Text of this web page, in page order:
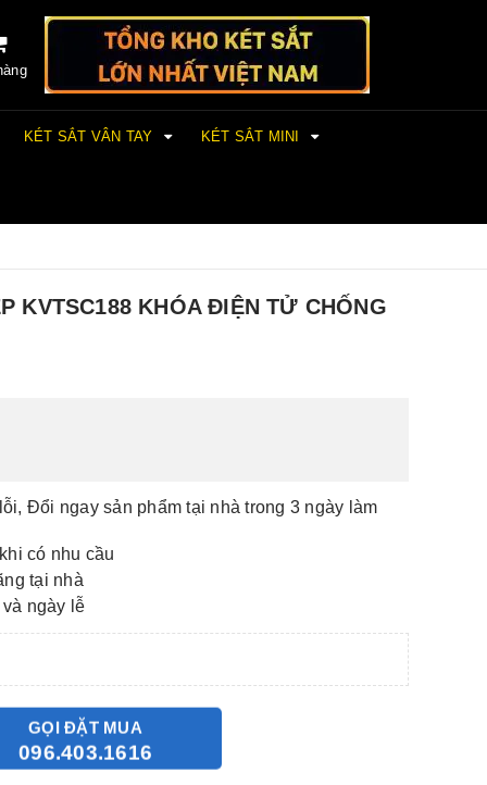
KÉT SẮT VÂN TAY KÉT SẮT MINI
KVTSC188 KHÓA ĐIỆN TỬ CHỐNG
Đổi ngay sản phẩm tại nhà trong 3 ngày làm
có nhu cầu
tại nhà
ngày lễ
GỌI ĐẶT MUA
096.403.1616